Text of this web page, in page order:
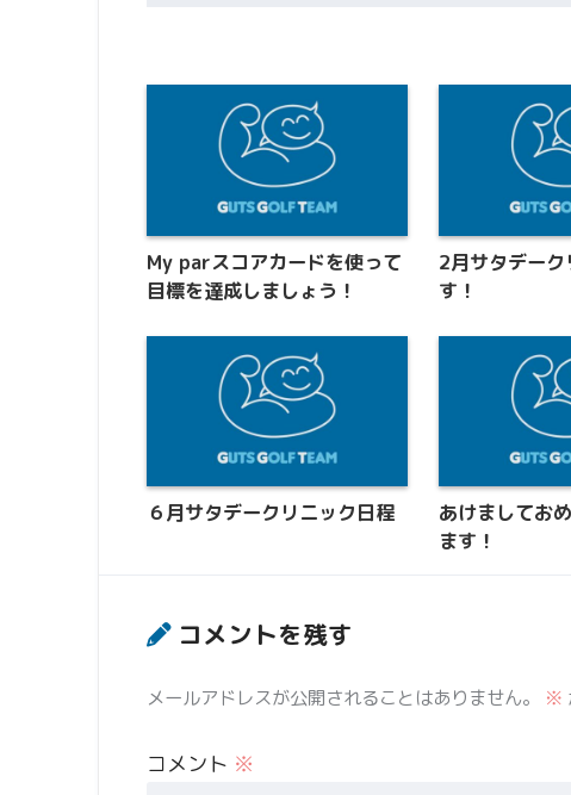
My parスコアカードを使って
目標を達成しましょう！
2月サタデー
す！
６月サタデークリニック日程
あけましてお
ます！
コメントを残す
メールアドレスが公開されることはありません。 ※
コメント ※